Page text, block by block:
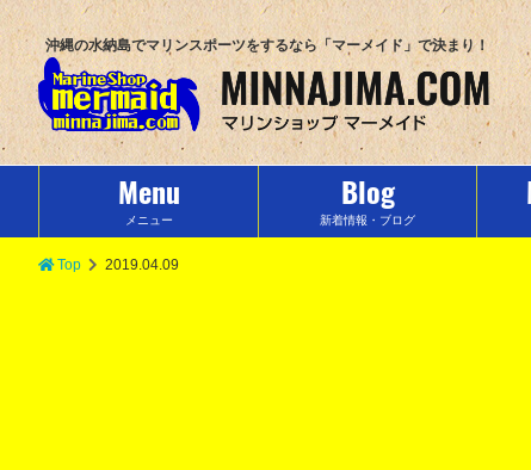
沖縄の水納島でマリンスポーツをするなら「マーメイド」で決まり！
Menu
メニュー
Blog
新着情報・ブログ
Top 2019.04.09